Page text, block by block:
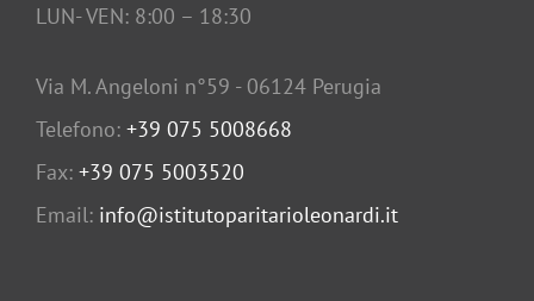
LUN- VEN: 8:00 – 18:30
Via M. Angeloni n°59 - 06124 Perugia
Telefono: +39 075 5008668
Fax: +39 075 5003520
Email: info@istitutoparitarioleonardi.it